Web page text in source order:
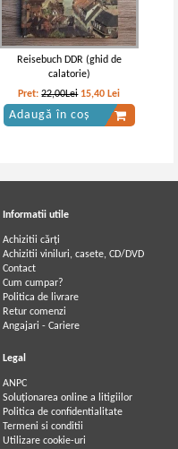
Reisebuch DDR (ghid de
calatorie)
Pret:22,00Lei 15,40 Lei
Adaugă în coș
Informatii utile
Achizitii cărți
Achizitii viniluri, casete, CD/DVD
Contact
Cum cumpar?
Politica de livrare
Retur comenzi
Angajari - Cariere
Legal
ANPC
Soluționarea online a litigiilor
Politica de confidentialitate
Termeni si conditii
Utilizare cookie-uri